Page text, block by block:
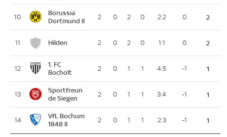
10
Borussia
Dortmund II
2 0 2 0 2:2 0 2
11 Hilden 2 0 2 0 1:1 0 2
12
1. FC
Bocholt
2 0 1 1 4:5 -1 1
13
Sportfreun
de Siegen
2 0 1 1 3:4 -1 1
14
VfL Bochum
1848 II
2 0 1 1 2:3 -1 1